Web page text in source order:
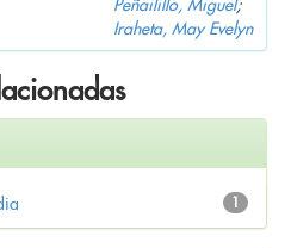
Iraheta, May Evelyn
1